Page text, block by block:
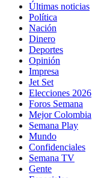
Últimas noticias
Política
Nación
Dinero
Deportes
Opinión
Impresa
Jet Set
Elecciones 2026
Foros Semana
Mejor Colombia
Semana Play
Mundo
Confidenciales
Semana TV
Gente